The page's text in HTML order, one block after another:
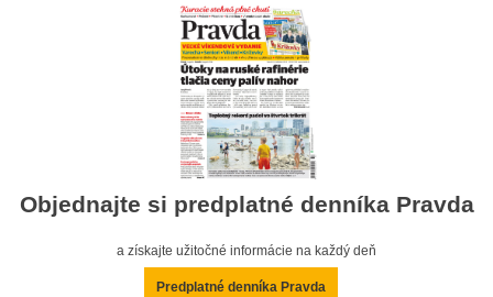
Objednajte si predplatné denníka Pravda
a získajte užitočné informácie na každý deň
Predplatné denníka Pravda